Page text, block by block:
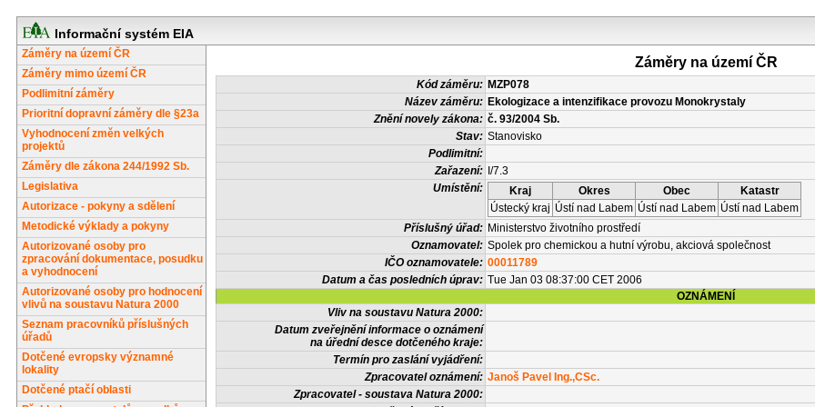
Informační systém EIA
Záměry na území ČR
Záměry mimo území ČR
Podlimitní záměry
Prioritní dopravní záměry dle §23a
Vyhodnocení změn velkých
projektů
Záměry dle zákona 244/1992 Sb.
Legislativa
Autorizace - pokyny a sdělení
Metodické výklady a pokyny
Autorizované osoby pro
zpracování dokumentace, posudku
a vyhodnocení
Autorizované osoby pro hodnocení
vlivů na soustavu Natura 2000
Seznam pracovníků příslušných
úřadů
Dotčené evropsky významné
lokality
Dotčené ptačí oblasti
Záměry na území ČR
Kód záměru: MZP078
Název záměru: Ekologizace a intenzifikace provozu Monokrystaly
Znění novely zákona: č. 93/2004 Sb.
Stav: Stanovisko
Podlimitní:
Zařazení: I/7.3
Umístění:
Kraj Okres Obec
Katastr
Ústecký kraj Ústí nad Labem Ústí nad Labem Ústí nad Labem
Příslušný úřad: Ministerstvo životního prostředí
Oznamovatel: Spolek pro chemickou a hutní výrobu, akciová společnost
IČO oznamovatele: 00011789
Datum a čas posledních úprav: Tue Jan 03 08:37:00 CET 2006
OZNÁMENÍ
Vliv na soustavu Natura 2000:
Datum zveřejnění informace o oznámení
na úřední desce dotčeného kraje:
Termín pro zaslání vyjádření:
Zpracovatel oznámení: Janoš Pavel Ing.,CSc.
Zpracovatel - soustava Natura 2000: